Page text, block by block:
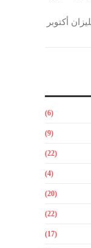
أكتوبر
(6)
(9)
(22)
(4)
(20)
(22)
(17)